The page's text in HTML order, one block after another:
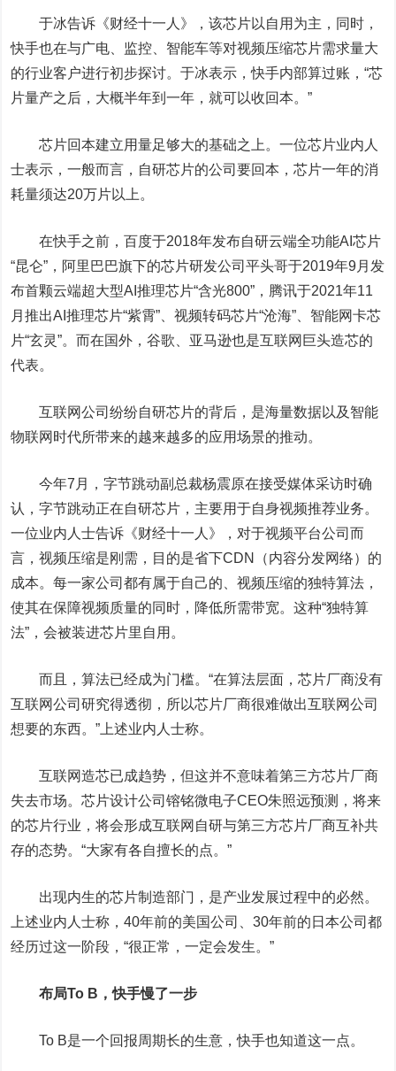
于冰告诉《财经十一人》，该芯片以自用为主，同时，
快手也在与广电、监控、智能车等对视频压缩芯片需求量大
的行业客户进行初步探讨。于冰表示，快手内部算过账，“芯
片量产之后，大概半年到一年，就可以收回本。”
芯片回本建立用量足够大的基础之上。一位芯片业内人
士表示，一般而言，自研芯片的公司要回本，芯片一年的消
耗量须达20万片以上。
在快手之前，百度于2018年发布自研云端全功能AI芯片
“昆仑”，阿里巴巴旗下的芯片研发公司平头哥于2019年9月发
布首颗云端超大型AI推理芯片“含光800”，腾讯于2021年11
月推出AI推理芯片“紫霄”、视频转码芯片“沧海”、智能网卡芯
片“玄灵”。而在国外，谷歌、亚马逊也是互联网巨头造芯的
代表。
互联网公司纷纷自研芯片的背后，是海量数据以及智能
物联网时代所带来的越来越多的应用场景的推动。
今年7月，字节跳动副总裁杨震原在接受媒体采访时确
认，字节跳动正在自研芯片，主要用于自身视频推荐业务。
一位业内人士告诉《财经十一人》，对于视频平台公司而
言，视频压缩是刚需，目的是省下CDN（内容分发网络）的
成本。每一家公司都有属于自己的、视频压缩的独特算法，
使其在保障视频质量的同时，降低所需带宽。这种“独特算
法”，会被装进芯片里自用。
而且，算法已经成为门槛。“在算法层面，芯片厂商没有
互联网公司研究得透彻，所以芯片厂商很难做出互联网公司
想要的东西。”上述业内人士称。
互联网造芯已成趋势，但这并不意味着第三方芯片厂商
失去市场。芯片设计公司镕铭微电子CEO朱照远预测，将来
的芯片行业，将会形成互联网自研与第三方芯片厂商互补共
存的态势。“大家有各自擅长的点。”
出现内生的芯片制造部门，是产业发展过程中的必然。
上述业内人士称，40年前的美国公司、30年前的日本公司都
经历过这一阶段，“很正常，一定会发生。”
布局To B，快手慢了一步
To B是一个回报周期长的生意，快手也知道这一点。